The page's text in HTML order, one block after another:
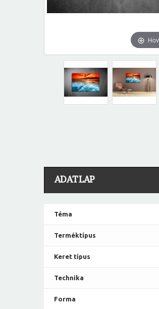
ADATLAP
Téma
Terméktípus
Keret típus
Technika
Forma